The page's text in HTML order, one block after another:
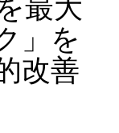
」を
改善